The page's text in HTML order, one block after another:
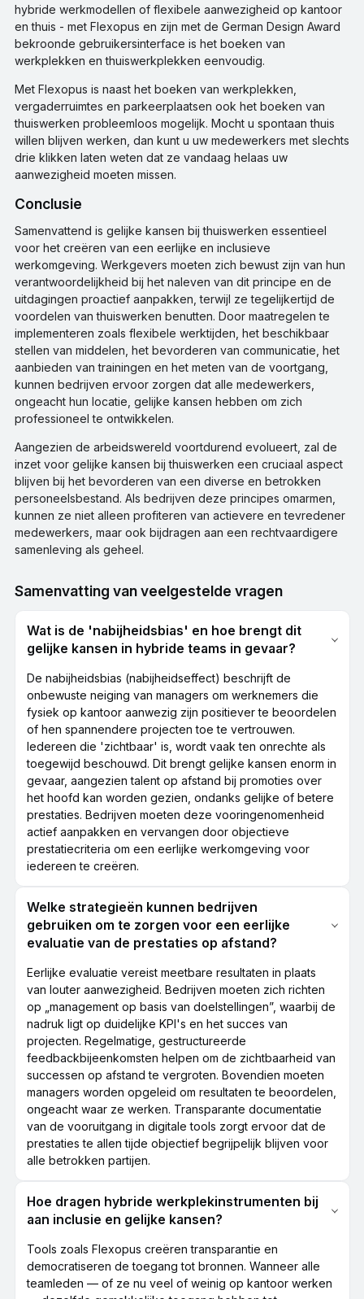
hybride werkmodellen of flexibele aanwezigheid op kantoor
en thuis - met Flexopus en zijn met de German Design Award
bekroonde gebruikersinterface is het boeken van
werkplekken en thuiswerkplekken eenvoudig.
Met Flexopus is naast het boeken van werkplekken,
vergaderruimtes en parkeerplaatsen ook het boeken van
thuiswerken probleemloos mogelijk. Mocht u spontaan thuis
willen blijven werken, dan kunt u uw medewerkers met slechts
drie klikken laten weten dat ze vandaag helaas uw
aanwezigheid moeten missen.
Conclusie
Samenvattend is gelijke kansen bij thuiswerken essentieel
voor het creëren van een eerlijke en inclusieve
werkomgeving. Werkgevers moeten zich bewust zijn van hun
verantwoordelijkheid bij het naleven van dit principe en de
uitdagingen proactief aanpakken, terwijl ze tegelijkertijd de
voordelen van thuiswerken benutten. Door maatregelen te
implementeren zoals flexibele werktijden, het beschikbaar
stellen van middelen, het bevorderen van communicatie, het
aanbieden van trainingen en het meten van de voortgang,
kunnen bedrijven ervoor zorgen dat alle medewerkers,
ongeacht hun locatie, gelijke kansen hebben om zich
professioneel te ontwikkelen.
Aangezien de arbeidswereld voortdurend evolueert, zal de
inzet voor gelijke kansen bij thuiswerken een cruciaal aspect
blijven bij het bevorderen van een diverse en betrokken
personeelsbestand. Als bedrijven deze principes omarmen,
kunnen ze niet alleen profiteren van actievere en tevredener
medewerkers, maar ook bijdragen aan een rechtvaardigere
samenleving als geheel.
Samenvatting van veelgestelde vragen
Wat is de 'nabijheidsbias' en hoe brengt dit
gelijke kansen in hybride teams in gevaar?
De nabijheidsbias (nabijheidseffect) beschrijft de
onbewuste neiging van managers om werknemers die
fysiek op kantoor aanwezig zijn positiever te beoordelen
of hen spannendere projecten toe te vertrouwen.
Iedereen die 'zichtbaar' is, wordt vaak ten onrechte als
toegewijd beschouwd. Dit brengt gelijke kansen enorm in
gevaar, aangezien talent op afstand bij promoties over
het hoofd kan worden gezien, ondanks gelijke of betere
prestaties. Bedrijven moeten deze vooringenomenheid
actief aanpakken en vervangen door objectieve
prestatiecriteria om een eerlijke werkomgeving voor
iedereen te creëren.
Welke strategieën kunnen bedrijven
gebruiken om te zorgen voor een eerlijke
evaluatie van de prestaties op afstand?
Eerlijke evaluatie vereist meetbare resultaten in plaats
van louter aanwezigheid. Bedrijven moeten zich richten
op „management op basis van doelstellingen”, waarbij de
nadruk ligt op duidelijke KPI's en het succes van
projecten. Regelmatige, gestructureerde
feedbackbijeenkomsten helpen om de zichtbaarheid van
successen op afstand te vergroten. Bovendien moeten
managers worden opgeleid om resultaten te beoordelen,
ongeacht waar ze werken. Transparante documentatie
van de vooruitgang in digitale tools zorgt ervoor dat de
prestaties te allen tijde objectief begrijpelijk blijven voor
alle betrokken partijen.
Hoe dragen hybride werkplekinstrumenten bij
aan inclusie en gelijke kansen?
Tools zoals Flexopus creëren transparantie en
democratiseren de toegang tot bronnen. Wanneer alle
teamleden — of ze nu veel of weinig op kantoor werken